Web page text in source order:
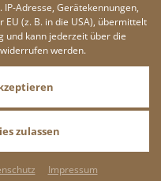
Adresse, Gerätekennungen,
(z. B. in die USA), übermittelt
und kann jederzeit über die
werden.
zulassen
Impressum
BUCHEN